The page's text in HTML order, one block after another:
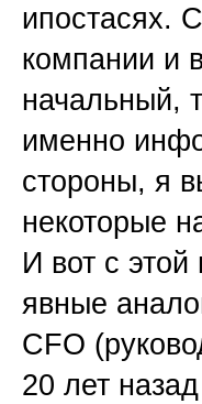
ипостасях.
компании и
начальный,
именно
стороны, я
некоторые
И вот с
явные
CFO
20 лет